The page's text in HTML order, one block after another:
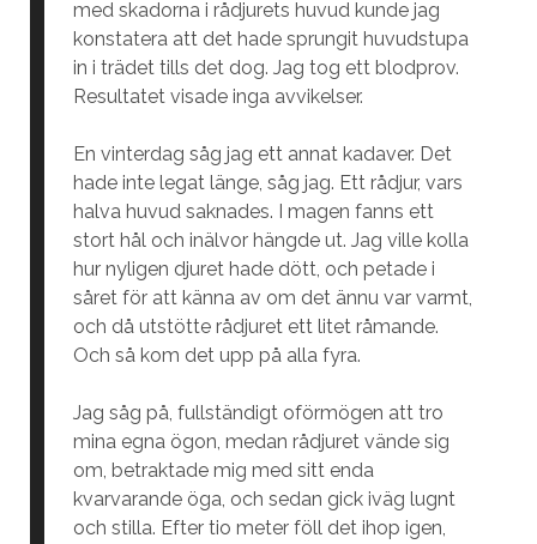
med skadorna i rådjurets huvud kunde jag
konstatera att det hade sprungit huvudstupa
in i trädet tills det dog. Jag tog ett blodprov.
Resultatet visade inga avvikelser.
En vinterdag såg jag ett annat kadaver. Det
hade inte legat länge, såg jag. Ett rådjur, vars
halva huvud saknades. I magen fanns ett
stort hål och inälvor hängde ut. Jag ville kolla
hur nyligen djuret hade dött, och petade i
såret för att känna av om det ännu var varmt,
och då utstötte rådjuret ett litet råmande.
Och så kom det upp på alla fyra.
Jag såg på, fullständigt oförmögen att tro
mina egna ögon, medan rådjuret vände sig
om, betraktade mig med sitt enda
kvarvarande öga, och sedan gick iväg lugnt
och stilla. Efter tio meter föll det ihop igen,